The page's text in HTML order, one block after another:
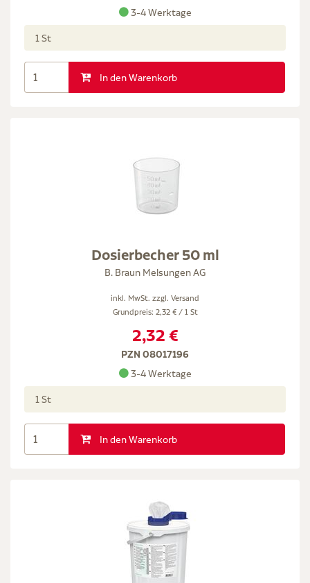
3-4 Werktage
1 St
In den Warenkorb
Dosierbecher 50 ml
B. Braun Melsungen AG
inkl. MwSt. zzgl. Versand
Grundpreis: 2,32 € / 1 St
2,32 €
PZN 08017196
3-4 Werktage
1 St
In den Warenkorb